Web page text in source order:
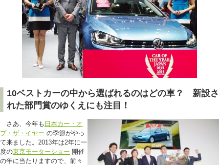
10ベストカーの中から選ばれるのはどの車？ 新設さ
れた部門賞のゆくえにも注目！
さあ、今年も 日本カー・オ
ブ・ザ・イヤー の季節がやっ
て来ました。2013年は2年に一
度の東京モーターショー 開催
の年に当たりますので、前々